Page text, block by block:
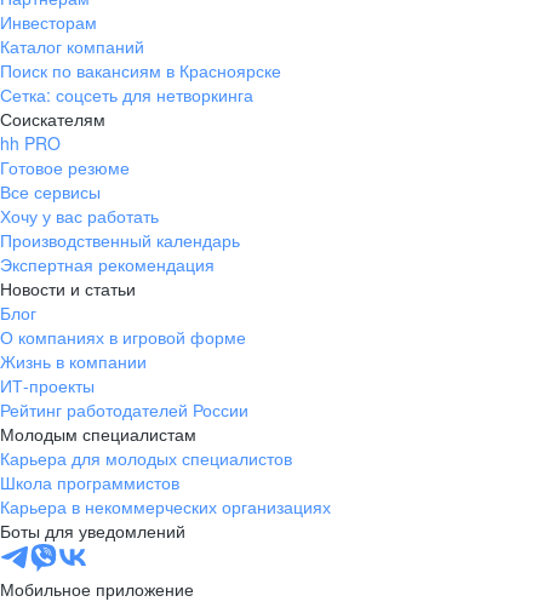
Инвесторам
Каталог компаний
Поиск по вакансиям в Красноярске
Сетка: соцсеть для нетворкинга
Соискателям
hh PRO
Готовое резюме
Все сервисы
Хочу у вас работать
Производственный календарь
Экспертная рекомендация
Новости и статьи
Блог
О компаниях в игровой форме
Жизнь в компании
ИТ-проекты
Рейтинг работодателей России
Молодым специалистам
Карьера для молодых специалистов
Школа программистов
Карьера в некоммерческих организациях
Боты для уведомлений
Мобильное приложение